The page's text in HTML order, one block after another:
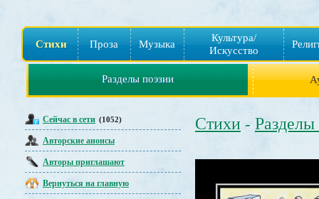
Стихи Проза Музыка
Культура/
Искусство
Разделы поэзии
Сейчас в сети (1052)
Авторские анонсы
Авторы приглашают
Вернуться на главную
Стихи - Разделы